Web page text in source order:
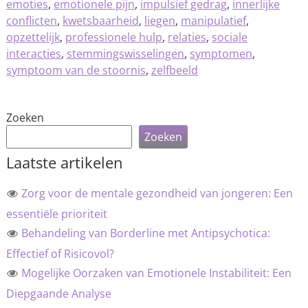
emoties, emotionele pijn, impulsief gedrag, innerlijke
conflicten, kwetsbaarheid, liegen, manipulatief,
opzettelijk, professionele hulp, relaties, sociale
interacties, stemmingswisselingen, symptomen,
symptoom van de stoornis, zelfbeeld
Zoeken
Zoeken
Laatste artikelen
Zorg voor de mentale gezondheid van jongeren: Een
essentiële prioriteit
Behandeling van Borderline met Antipsychotica:
Effectief of Risicovol?
Mogelijke Oorzaken van Emotionele Instabiliteit: Een
Diepgaande Analyse